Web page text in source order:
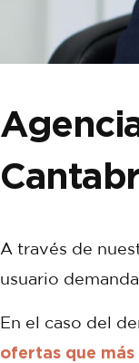
A través de
usuario
En el caso del
ofertas que